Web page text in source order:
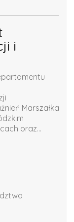
i
Marszałka
oraz...